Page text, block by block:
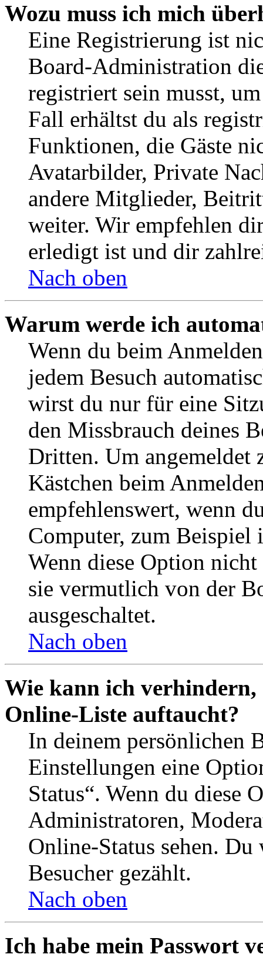
Wozu muss ich mich
Eine Registrierung ist
Board-Administration
registriert sein musst,
Fall erhältst du als
Funktionen, die Gäste
Avatarbilder, Private
andere Mitglieder,
weiter. Wir empfehlen
erledigt ist und dir
Nach oben
Warum werde ich
Wenn du beim
jedem Besuch
wirst du nur für eine
den Missbrauch deines
Dritten. Um angemeldet
Kästchen beim
empfehlenswert, wenn
Computer, zum Beispiel
Wenn diese Option
sie vermutlich von der
ausgeschaltet.
Nach oben
Wie kann ich verhindern,
Online-Liste auftaucht?
In deinem persönlichen
Einstellungen eine
Status“. Wenn du diese
Administratoren,
Online-Status sehen.
Besucher gezählt.
Nach oben
Ich habe mein Passwort